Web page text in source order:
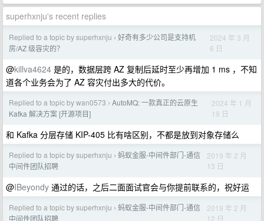
superhxnju's recent replies
Replied to a topic by superhxnju › 好奇有多少公司是支持机
房/AZ 级容灾的？
2024 年 3 月
6 日
@killva4624 是的，数据层跨 AZ 复制后延时至少再增加 1 ms ，不知
道各个业务会为了 AZ 容灾付出多大的代价。
Replied to a topic by wan0573 › AutoMQ: 一款真正的云原生
Kafka 解决方案 [开源项目]
2024 年 1 月
19 日
和 Kafka 分层存储 KIP-405 比有啥区别，不都是放到对象存储么
Replied to a topic by superhxnju › 蚂蚁金服-中间件部门-通信
中间件团队招聘
2019 年 2 月
13 日
@IBeyondy 通过的话，之后二面面试官会与你提前联系的，祝好运
Replied to a topic by superhxnju › 蚂蚁金服-中间件部门-通信
中间件团队招聘
2019 年 2 月
12 日